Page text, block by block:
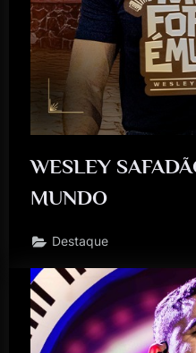
WESLEY
MUNDO
Destaque